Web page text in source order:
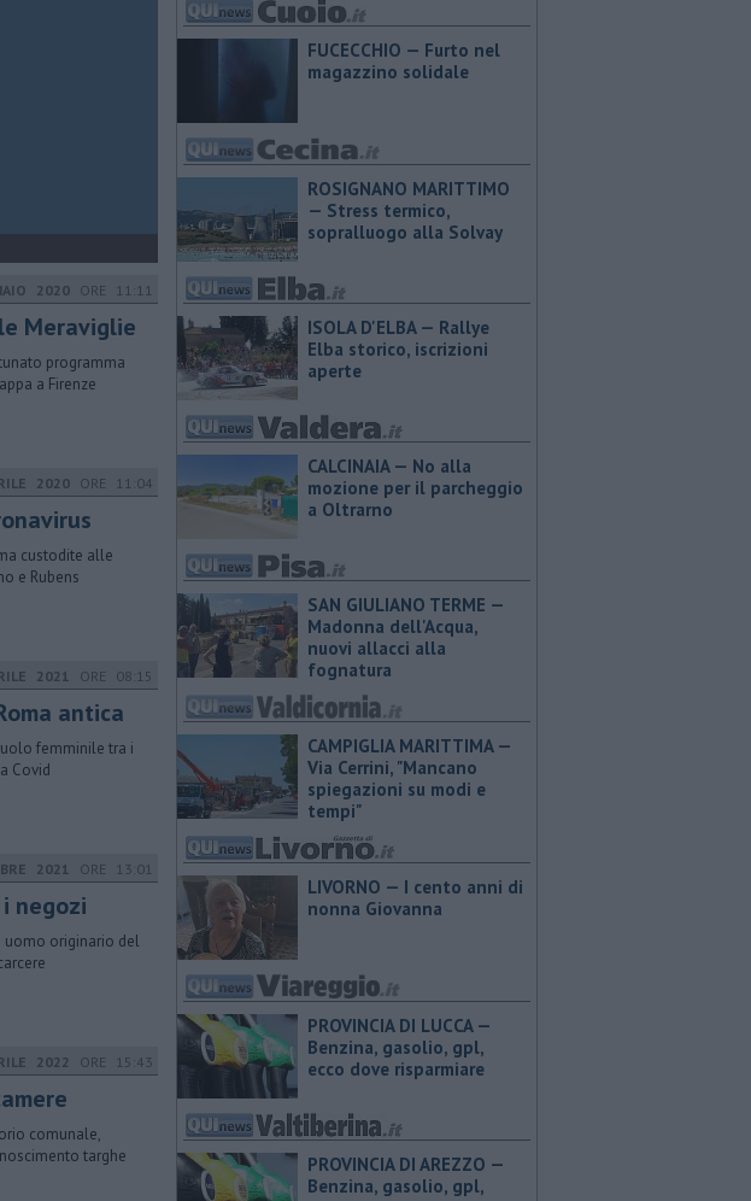
2020 ORE 11:11
Meraviglie
programma
a Firenze
2020 ORE 11:04
custodite alle
e Rubens
2021 ORE 08:15
antica
femminile tra i
Covid
2021 ORE 13:01
negozi
uomo originario del
2022 ORE 15:43
comunale,
targhe
FUCECCHIO — Furto nel
magazzino solidale
ROSIGNANO MARITTIMO
— Stress termico,
sopralluogo alla Solvay
ISOLA D'ELBA — Rallye
Elba storico, iscrizioni
aperte
CALCINAIA — No alla
mozione per il parcheggio
a Oltrarno
SAN GIULIANO TERME —
Madonna dell'Acqua,
nuovi allacci alla
fognatura
CAMPIGLIA MARITTIMA —
Via Cerrini, "Mancano
spiegazioni su modi e
tempi"
LIVORNO — I cento anni di
nonna Giovanna
PROVINCIA DI LUCCA — ​
Benzina, gasolio, gpl,
ecco dove risparmiare
PROVINCIA DI AREZZO — ​
Benzina, gasolio, gpl,